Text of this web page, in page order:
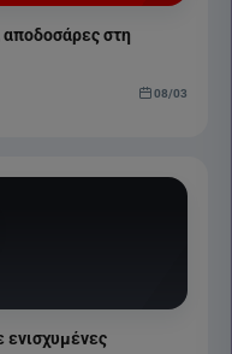
στη
08/03
ενισχυμένες